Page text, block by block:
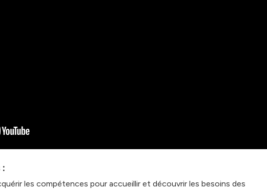
les compétences pour accueillir et découvrir les besoins des